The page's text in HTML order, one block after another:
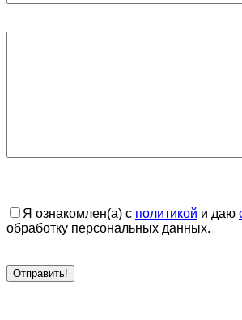
Я ознакомлен(а) с политикой и даю
обработку персональных данных.